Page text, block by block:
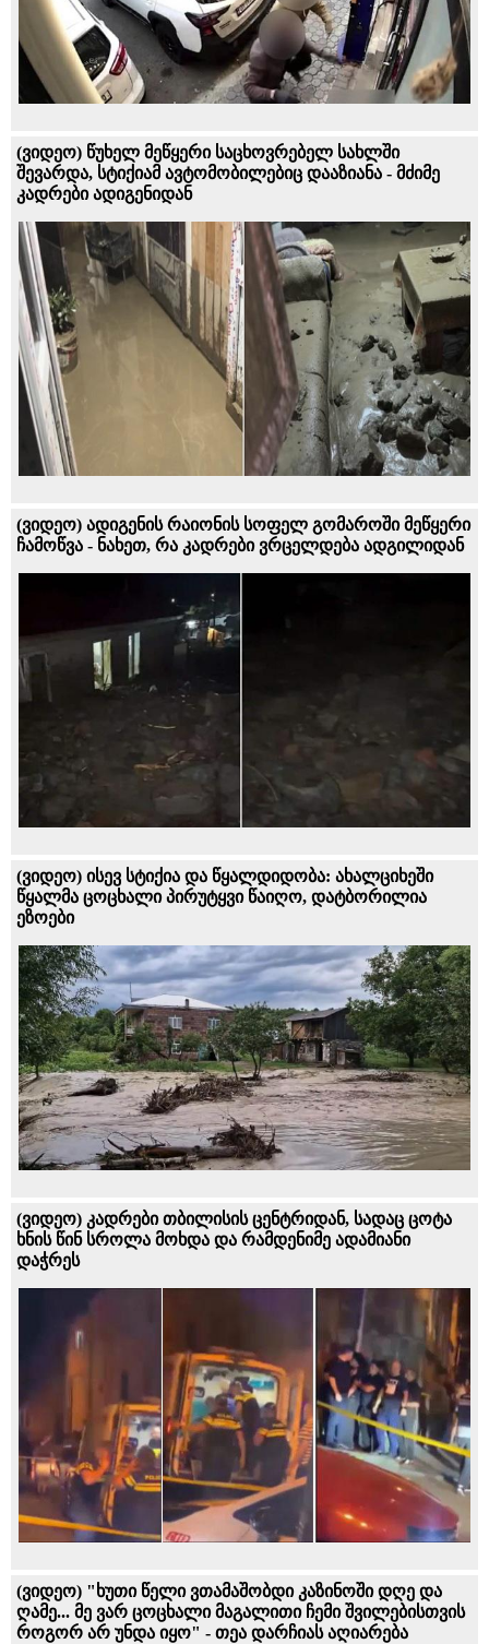
(ვიდეო) წუხელ მეწყერი საცხოვრებელ სახლში
შევარდა, სტიქიამ ავტომობილებიც დააზიანა - მძიმე
კადრები ადიგენიდან
(ვიდეო) ადიგენის რაიონის სოფელ გომაროში მეწყერი
ჩამოწვა - ნახეთ, რა კადრები ვრცელდება ადგილიდან
(ვიდეო) ისევ სტიქია და წყალდიდობა: ახალციხეში
წყალმა ცოცხალი პირუტყვი წაიღო, დატბორილია
ეზოები
(ვიდეო) კადრები თბილისის ცენტრიდან, სადაც ცოტა
ხნის წინ სროლა მოხდა და რამდენიმე ადამიანი
დაჭრეს
(ვიდეო) "ხუთი წელი ვთამაშობდი კაზინოში დღე და
ღამე... მე ვარ ცოცხალი მაგალითი ჩემი შვილებისთვის
როგორ არ უნდა იყო" - თეა დარჩიას აღიარება